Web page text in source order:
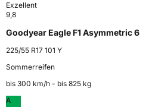
Exzellent
9,8
Goodyear Eagle F1 Asymmetric 6
225/55 R17 101 Y
Sommerreifen
bis 300 km⁠/⁠h - bis 825 kg
A